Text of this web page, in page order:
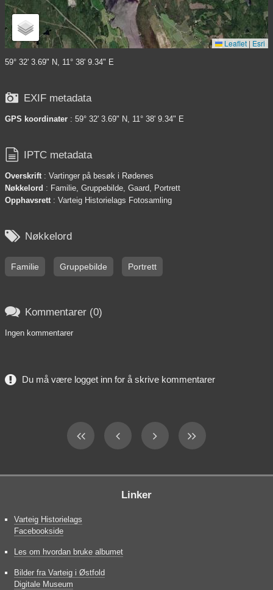
Leaflet | Esri
59° 32' 3.69" N, 11° 38' 9.34" E
 EXIF metadata
GPS koordinater : 59° 32' 3.69" N, 11° 38' 9.34" E
 IPTC metadata
Overskrift: Vartinger på besøk i Rødenes
Nøkkelord : Familie, Gruppebilde, Gaard, Portrett
Opphavsrett: Varteig Historielags Fotosamling
 Nøkkelord
Familie Gruppebilde Portrett
 Kommentarer (0)
Ingen kommentarer
Du må være logget inn for å skrive kommentarer
Linker
Varteig Historielags
Facebookside
Les om hvordan bruke albumet
Bilder fra Varteig i Østfold
Digitale Museum